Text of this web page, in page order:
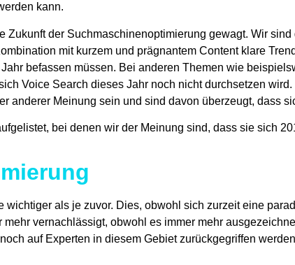
kann.
Zukunft der Suchmaschinenoptimierung gewagt. Wir
mit kurzem und prägnantem Content klare
befassen müssen. Bei anderen Themen wie
Voice Search dieses Jahr noch nicht durchsetzen
anderer Meinung sein und sind davon überzeugt, dass
bei denen wir der Meinung sind, dass sie sich
wichtiger als je zuvor. Dies, obwohl sich zurzeit eine
vernachlässigt, obwohl es immer mehr
auf Experten in diesem Gebiet zurückgegriffen